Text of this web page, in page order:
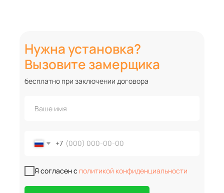
Нужна установка?
Вызовите замерщика
+7
Я согласен с политикой конфиденциальности
бесплатно при заключении договора